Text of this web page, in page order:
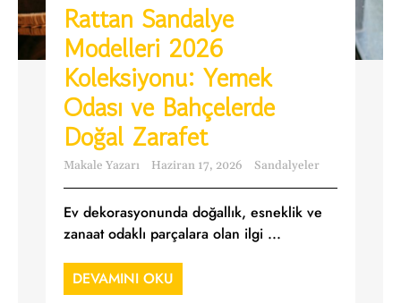
Rattan Sandalye
Modelleri 2026
Koleksiyonu: Yemek
Odası ve Bahçelerde
Doğal Zarafet
Makale Yazarı Haziran 17, 2026 Sandalyeler
Ev dekorasyonunda doğallık, esneklik ve
zanaat odaklı parçalara olan ilgi ...
DEVAMINI OKU